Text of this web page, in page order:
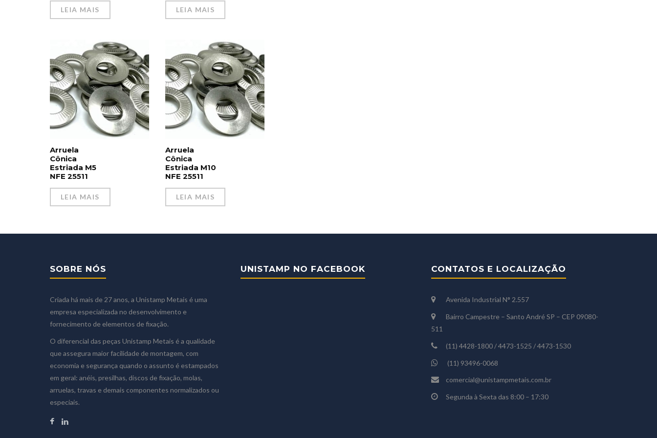
LEIA MAIS LEIA MAIS
Arruela
Cônica
Estriada M5
NFE 25511
LEIA MAIS
Arruela
Cônica
Estriada M10
NFE 25511
LEIA MAIS
SOBRE NÓS
Criada há mais de 27 anos, a Unistamp Metais é uma
empresa especializada no desenvolvimento e
fornecimento de elementos de fixação.
O diferencial das peças Unistamp Metais é a qualidade
que assegura maior facilidade de montagem, com
economia e segurança quando o assunto é estampados
em geral: anéis, presilhas, discos de fixação, molas,
arruelas, travas e demais componentes normalizados ou
especiais.
UNISTAMP NO FACEBOOK CONTATOS E LOCALIZAÇÃO
Avenida Industrial N° 2.557
Bairro Campestre – Santo André SP – CEP 09080-
511
(11) 4428-1800 / 4473-1525 / 4473-1530
(11) 93496-0068
comercial@unistampmetais.com.br
Segunda à Sexta das 8:00 – 17:30